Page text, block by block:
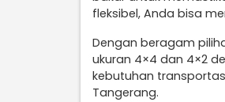
fleksibel, Anda bisa
Dengan beragam
ukuran 4×4 dan 4×2
kebutuhan
Tangerang.